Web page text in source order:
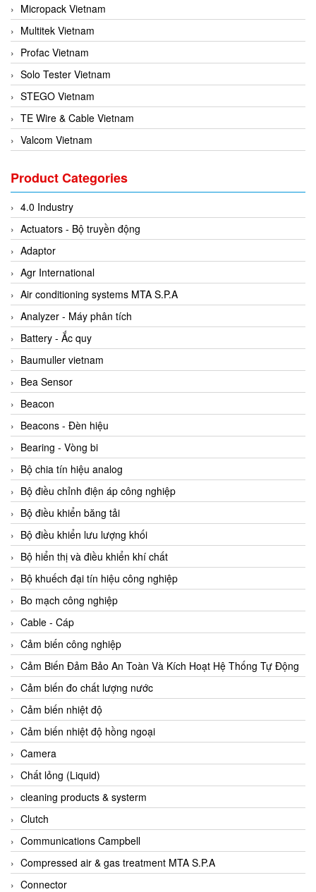
Micropack Vietnam
Multitek Vietnam
Profac Vietnam
Solo Tester Vietnam
STEGO Vietnam
TE Wire & Cable Vietnam
Valcom Vietnam
3CTEST Vietnam
4B VietNam Vietnam
ABB Vietnam
AC Infinity Vietnam
AC&E Telecommunications
AC&T Vietnam
Accepta Vietnam
ACCUMAC Vietnam
AccuWeb Vietnam
Acey
ACOEM Vietnam
ADCA Vietnam
ADFweb Vietnam
Adler Vietnam
Ados Vietnam
Advanced Energy Vietnam
Advantech Vietnam
Agate Vietnam
AGR International Vietnam
Aichi Tokei Denki Vietnam
Aii Vietnam
AIKOH
AINUO Vietnam
AIR MAJOR
Aira Euro Automation
Airtac Vietnam
Airtec Vietnam
AI-Tek Vietnam
Akerstroms Viet Nam
AKO Armaturen & Separationstechnik
AKO Armaturen & Separationstechnik Vietnam
AKUSENSE
ALA OFFICINE SPA
Product Categories
4.0 Industry
Actuators - Bộ truyền động
Adaptor
Agr International
Air conditioning systems MTA S.P.A
Analyzer - Máy phân tích
Battery - Ắc quy
Baumuller vietnam
Bea Sensor
Beacon
Beacons - Đèn hiệu
Bearing - Vòng bi
Bộ chia tín hiệu analog
Bộ điều chỉnh điện áp công nghiệp
Bộ điều khiển băng tải
Bộ điều khiển lưu lượng khối
Bộ hiển thị và điều khiển khí chất
Bộ khuếch đại tín hiệu công nghiệp
Bo mạch công nghiệp
Cable - Cáp
Cảm biến công nghiệp
Cảm Biến Đảm Bảo An Toàn Và Kích Hoạt Hệ Thống Tự Động
Cảm biến đo chất lượng nước
Cảm biến nhiệt độ
Cảm biến nhiệt độ hồng ngoại
Camera
Chất lỏng (Liquid)
cleaning products & systerm
Clutch
Communications Campbell
Compressed air & gas treatment MTA S.P.A
Connector